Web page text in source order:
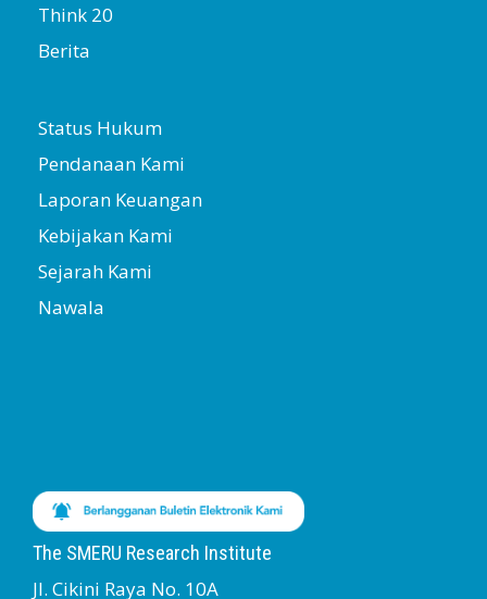
Think 20
Berita
Status Hukum
Pendanaan Kami
Laporan Keuangan
Kebijakan Kami
Sejarah Kami
Nawala
The SMERU Research Institute
Jl. Cikini Raya No. 10A